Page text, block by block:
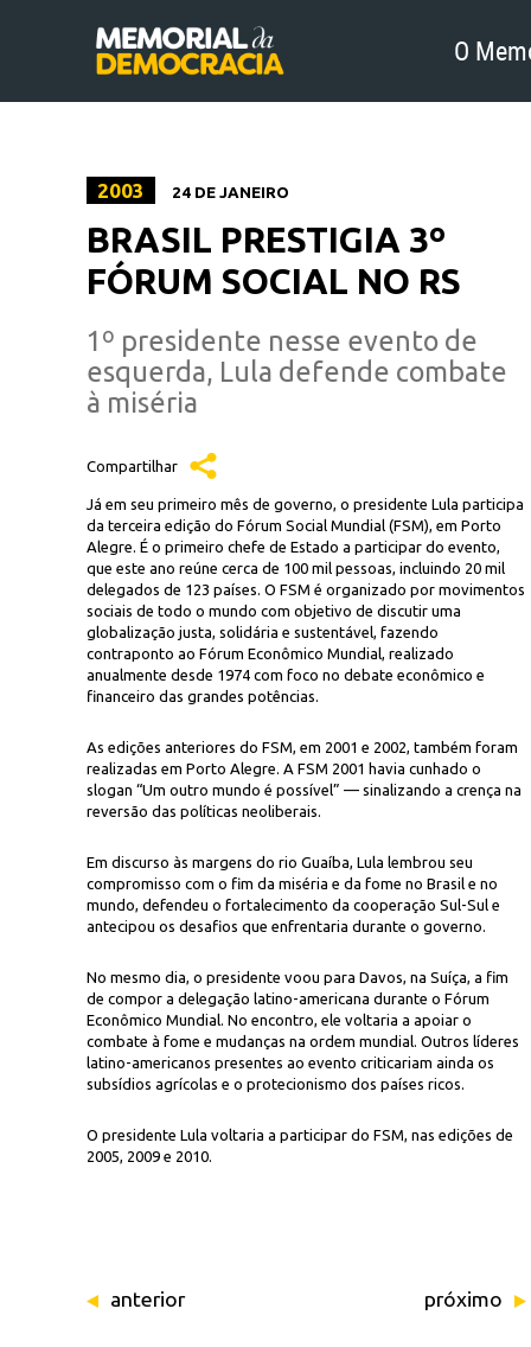
O
2003 24 DE JANEIRO
BRASIL PRESTIGIA 3º
FÓRUM SOCIAL NO RS
1º presidente nesse evento de
esquerda, Lula defende combate
à miséria
Compartilhar
Já em seu primeiro mês de governo, o presidente Lula participa
da terceira edição do Fórum Social Mundial (FSM), em Porto
Alegre. É o primeiro chefe de Estado a participar do evento,
que este ano reúne cerca de 100 mil pessoas, incluindo 20 mil
delegados de 123 países. O FSM é organizado por movimentos
sociais de todo o mundo com objetivo de discutir uma
globalização justa, solidária e sustentável, fazendo
contraponto ao Fórum Econômico Mundial, realizado
anualmente desde 1974 com foco no debate econômico e
financeiro das grandes potências.
As edições anteriores do FSM, em 2001 e 2002, também foram
realizadas em Porto Alegre. A FSM 2001 havia cunhado o
slogan “Um outro mundo é possível” — sinalizando a crença na
reversão das políticas neoliberais.
Em discurso às margens do rio Guaíba, Lula lembrou seu
compromisso com o fim da miséria e da fome no Brasil e no
mundo, defendeu o fortalecimento da cooperação Sul-Sul e
antecipou os desafios que enfrentaria durante o governo.
No mesmo dia, o presidente voou para Davos, na Suíça, a fim
de compor a delegação latino-americana durante o Fórum
Econômico Mundial. No encontro, ele voltaria a apoiar o
combate à fome e mudanças na ordem mundial. Outros líderes
latino-americanos presentes ao evento criticariam ainda os
subsídios agrícolas e o protecionismo dos países ricos.
O presidente Lula voltaria a participar do FSM, nas edições de
2005, 2009 e 2010.
anterior próximo
Porto Alegre durante FSM, em 2003